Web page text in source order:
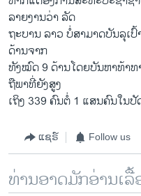
ລາຍງານວ່າ ລັດ
ຖະບານ ລາວ ບໍ່ສາມາດບັນລຸເ
ດ້ານຈາກ
ທັງໝົດ 9 ດ້ານໂດຍບັນຫາທ້າ
ຖືພາທີ່ຍັງສູງ
ເຖິງ 339 ຄົນຕໍ່ 1 ແສນຄົນໃນ
ແຊຣ໌ Follow us
ທ່ານອາດມັກອ່ານເ